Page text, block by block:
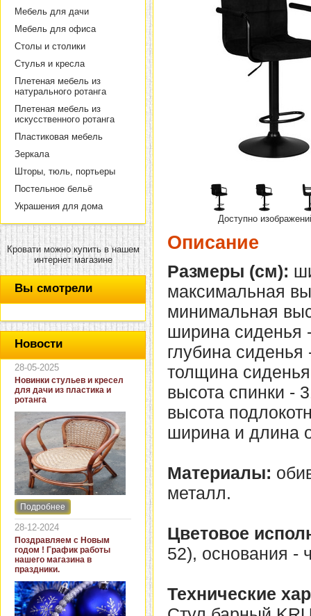
Мебель для дачи
Мебель для офиса
Столы и столики
Стулья и кресла
Плетеная мебель из
натурального ротанга
Плетеная мебель из
искусственного ротанга
Пластиковая мебель
Зеркала
Шторы, тюль, портьеры
Постельное бельё
Украшения для дома
Кровати можно купить в нашем
интернет магазине
Вы смотрели
Новости
28-05-2025
Новинки стульев и кресел
для дачи из пластика и
ротанга
Интернет-магазин "Кровать
и диван" представляет
новинки стульев и кресел
для дачи. В ассортименте
представлены как
бюджетные модели из
пластика для дачи, так и
кресла для загородных
домов из натурального и
искусственного ротанга.
Подробнее
28-12-2024
Поздравляем с Новым
годом ! График работы
нашего магазина в
праздники.
Доступно
Описание
Размеры (см):
максимальная
минимальная
ширина сиденья
глубина сиденья
толщина
высота спинки -
высота
ширина и длина
Материалы:
металл.
Цветовое
52), основания -
Технические